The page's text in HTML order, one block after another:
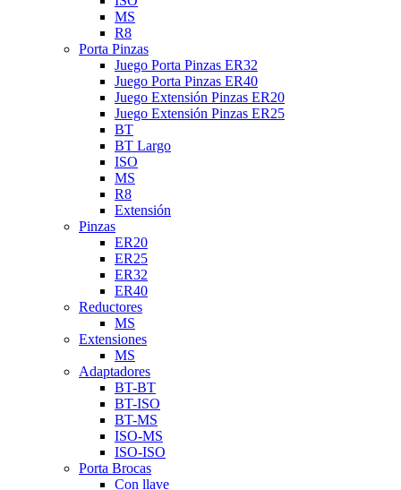
MS
R8
Porta Pinzas
Juego Porta Pinzas ER32
Juego Porta Pinzas ER40
Juego Extensión Pinzas ER20
Juego Extensión Pinzas ER25
BT
BT Largo
ISO
MS
R8
Extensión
Pinzas
ER20
ER25
ER32
ER40
Reductores
MS
Extensiones
MS
Adaptadores
BT-BT
BT-ISO
BT-MS
ISO-MS
ISO-ISO
Porta Brocas
Con llave